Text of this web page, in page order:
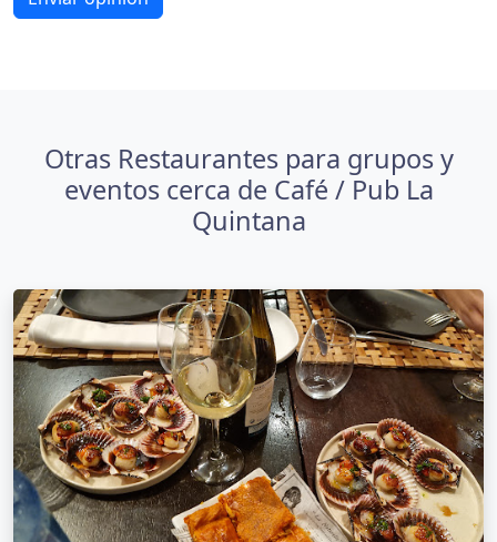
Otras Restaurantes para grupos y
eventos cerca de Café / Pub La
Quintana